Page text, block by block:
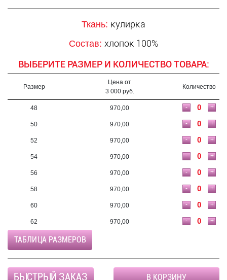
Ткань: кулирка
Состав: хлопок 100%
ВЫБЕРИТЕ РАЗМЕР И КОЛИЧЕСТВО ТОВАРА:
Размер
Цена от
3 000 руб.
Количество
48 970,00 +
-
50 970,00 +
-
52 970,00 +
-
54 970,00 +
-
56 970,00 +
-
58 970,00 +
-
60 970,00 +
-
62 970,00 +
-
ТАБЛИЦА РАЗМЕРОВ
БЫСТРЫЙ ЗАКАЗ В КОРЗИНУ